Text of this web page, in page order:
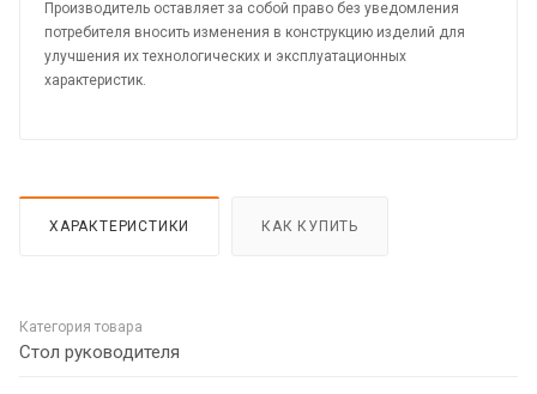
Производитель оставляет за собой право без уведомления
потребителя вносить изменения в конструкцию изделий для
улучшения их технологических и эксплуатационных
характеристик.
ХАРАКТЕРИСТИКИ КАК КУПИТЬ
Категория товара
Стол руководителя